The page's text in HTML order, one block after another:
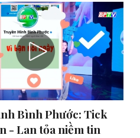
Bình Phước: Tick
- Lan tỏa niềm tin